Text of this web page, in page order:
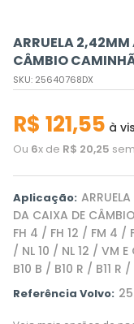
ARRUELA
CÂMBIO
SKU: 25640768DX
R$ 121,55 à
Ou 6x de R$ 20,25
Aplicação:
DA CAIXA DE
FH 4 / FH 12 / FM 4 /
/ NL 10 / NL 12 / VM
B10 B / B10 R / B11 R
Referência Volvo: